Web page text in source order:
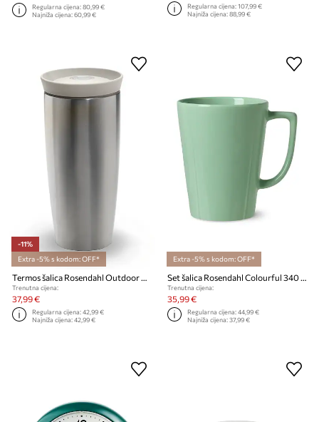
Regularna cijena:80,99 €
Najniža cijena:60,99 €
Regularna cijena:107,99 €
Najniža cijena:88,99 €
-11%
Extra -5% s kodom: OFF*
Termos šalica Rosendahl Outdoor 400 ml
Trenutna cijena:
37,99 €
Regularna cijena:42,99 €
Najniža cijena:42,99 €
Extra -5% s kodom: OFF*
Set šalica Rosendahl Colourful 340 ml 2-pack
Trenutna cijena:
35,99 €
Regularna cijena:44,99 €
Najniža cijena:37,99 €